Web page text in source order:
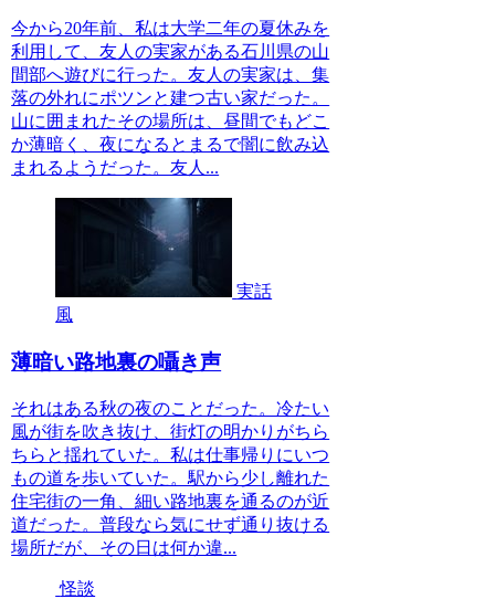
今から20年前、私は大学二年の夏休みを
利用して、友人の実家がある石川県の山
間部へ遊びに行った。友人の実家は、集
落の外れにポツンと建つ古い家だった。
山に囲まれたその場所は、昼間でもどこ
か薄暗く、夜になるとまるで闇に飲み込
まれるようだった。友人...
実話
風
薄暗い路地裏の囁き声
それはある秋の夜のことだった。冷たい
風が街を吹き抜け、街灯の明かりがちら
ちらと揺れていた。私は仕事帰りにいつ
もの道を歩いていた。駅から少し離れた
住宅街の一角、細い路地裏を通るのが近
道だった。普段なら気にせず通り抜ける
場所だが、その日は何か違...
怪談